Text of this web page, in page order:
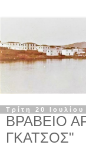
Τρίτη 20 Ιουλίου
ΒΡΑΒΕΙΟ
ΓΚΑΤΣΟΣ"